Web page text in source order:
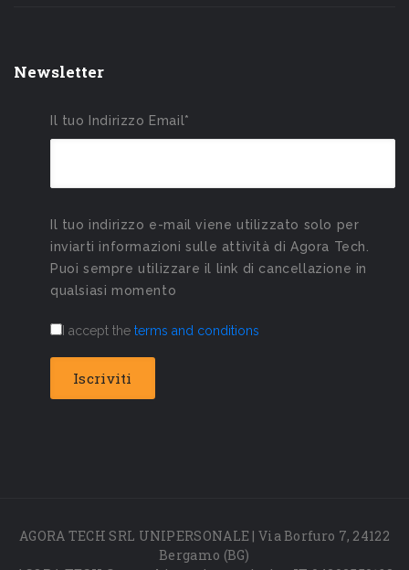
Newsletter
Il tuo Indirizzo Email*
Il tuo indirizzo e-mail viene utilizzato solo per
inviarti informazioni sulle attività di Agora Tech.
Puoi sempre utilizzare il link di cancellazione in
qualsiasi momento
I accept the terms and conditions
AGORA TECH SRL UNIPERSONALE | Via Borfuro 7, 24122
Bergamo (BG)